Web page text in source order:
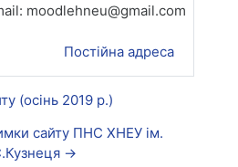
moodlehneu@gmail.com
Постійна адреса
(осінь 2019 р.)
сайту ПНС ХНЕУ ім.
→